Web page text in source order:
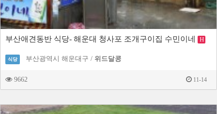
부산애견동반 식당- 해운대 청사포 조개구이집 수민이네 H
식당 부산광역시 해운대구 / 위드달콩
9662 11-14